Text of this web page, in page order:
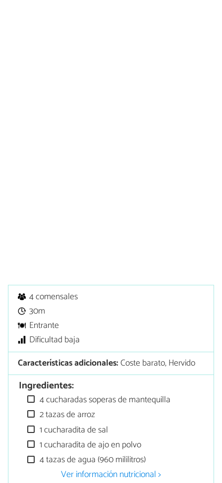
4 comensales
30m
Entrante
Dificultad baja
Características adicionales:Coste barato, Hervido
Ingredientes:
4 cucharadas soperas de mantequilla
2 tazas de arroz
1 cucharadita de sal
1 cucharadita de ajo en polvo
4 tazas de agua (960 mililitros)
Ver información nutricional >